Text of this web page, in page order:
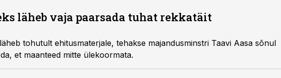
läheb vaja paarsada tuhat rekkatäit
tohutult ehitusmaterjale, tehakse majandusminstri Taavi Aasa sõnul
et maanteed mitte ülekoormata.